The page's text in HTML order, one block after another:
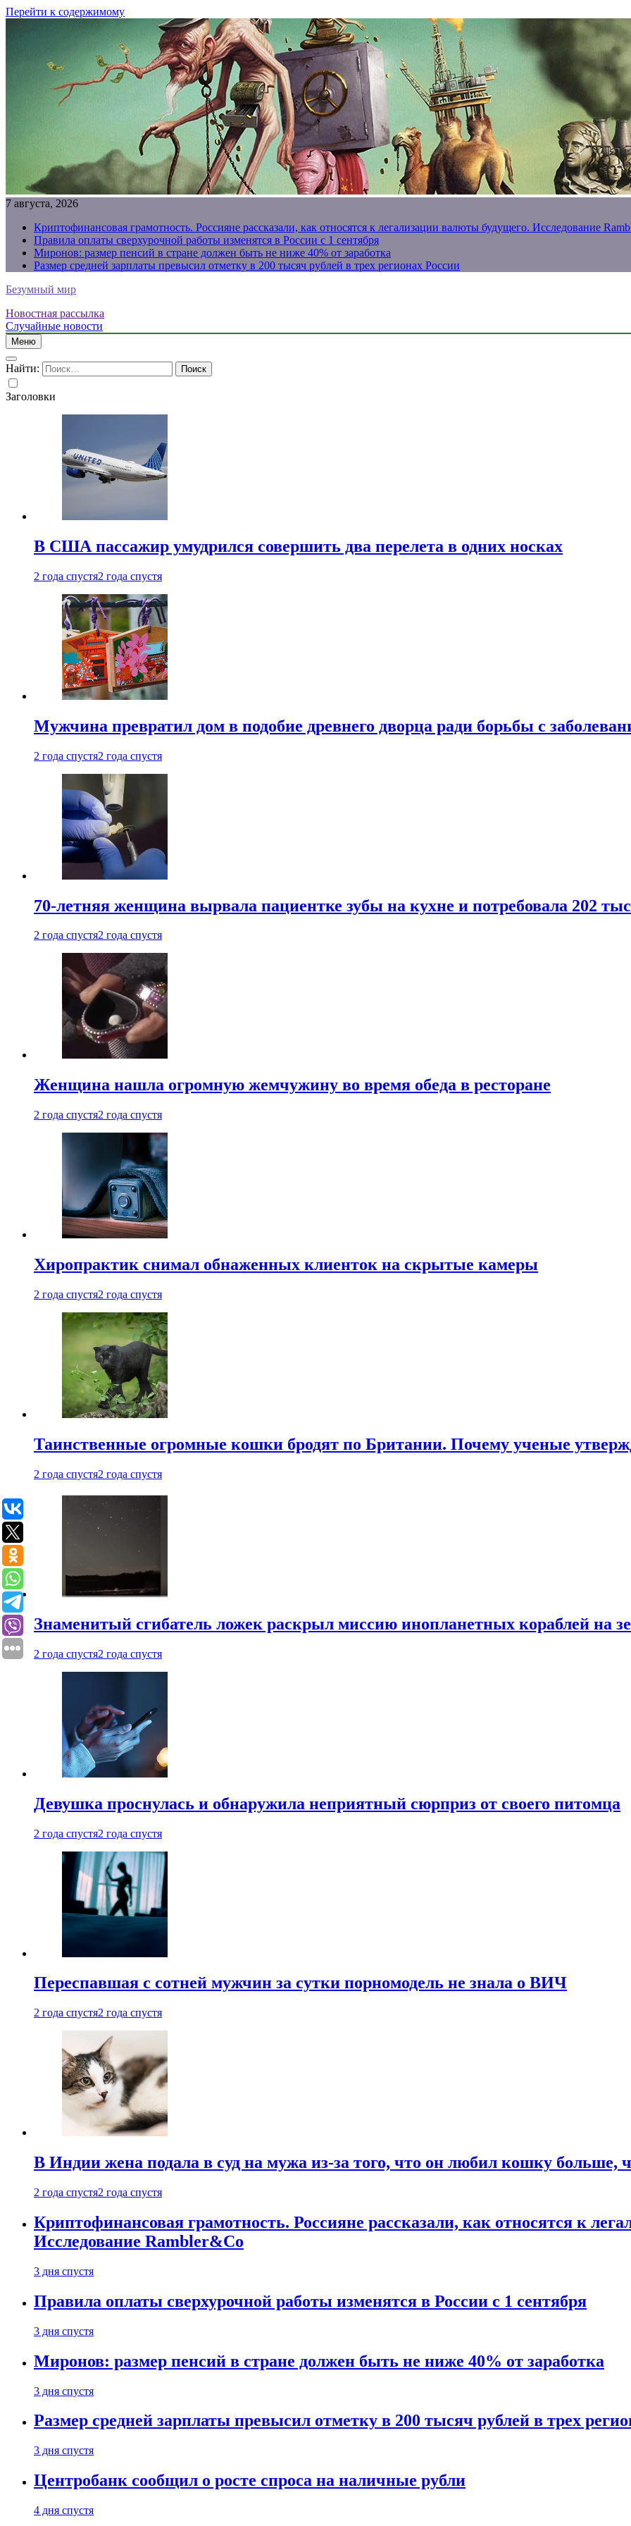
Перейти к содержимому
7 августа, 2026
Криптофинансовая грамотность. Россияне рассказали, как относятся к легализации валюты будущего. Исследование
Правила оплаты сверхурочной работы изменятся в России с 1 сентября
Миронов: размер пенсий в стране должен быть не ниже 40% от заработка
Размер средней зарплаты превысил отметку в 200 тысяч рублей в трех регионах России
Безумный мир
Новостная рассылка
Случайные новости
Меню
Найти:
Заголовки
В США пассажир умудрился совершить два перелета в одних носках
2 года спустя2 года спустя
Мужчина превратил дом в подобие древнего дворца ради борьбы с
2 года спустя2 года спустя
70-летняя женщина вырвала пациентке зубы на кухне и потребовала 202
2 года спустя2 года спустя
Женщина нашла огромную жемчужину во время обеда в ресторане
2 года спустя2 года спустя
Хиропрактик снимал обнаженных клиенток на скрытые камеры
2 года спустя2 года спустя
Таинственные огромные кошки бродят по Британии. Почему ученые
2 года спустя2 года спустя
Знаменитый сгибатель ложек раскрыл миссию инопланетных кораблей на
2 года спустя2 года спустя
Девушка проснулась и обнаружила неприятный сюрприз от своего питомца
2 года спустя2 года спустя
Переспавшая с сотней мужчин за сутки порномодель не знала о ВИЧ
2 года спустя2 года спустя
В Индии жена подала в суд на мужа из-за того, что он любил кошку больше,
2 года спустя2 года спустя
Криптофинансовая грамотность. Россияне рассказали, как относятся к
Исследование Rambler&Co
3 дня спустя
Правила оплаты сверхурочной работы изменятся в России с 1 сентября
3 дня спустя
Миронов: размер пенсий в стране должен быть не ниже 40% от заработка
3 дня спустя
Размер средней зарплаты превысил отметку в 200 тысяч рублей в трех
3 дня спустя
Центробанк сообщил о росте спроса на наличные рубли
4 дня спустя